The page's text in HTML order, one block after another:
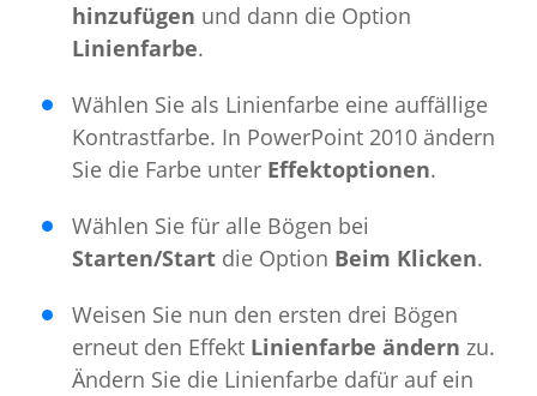
hinzufügen und dann die Option
Linienfarbe.
Wählen Sie als Linienfarbe eine auffällige
Kontrastfarbe. In PowerPoint 2010 ändern
Sie die Farbe unter Effektoptionen.
Wählen Sie für alle Bögen bei
Starten/Start die Option Beim Klicken.
Weisen Sie nun den ersten drei Bögen
erneut den Effekt Linienfarbe ändern zu.
Ändern Sie die Linienfarbe dafür auf ein